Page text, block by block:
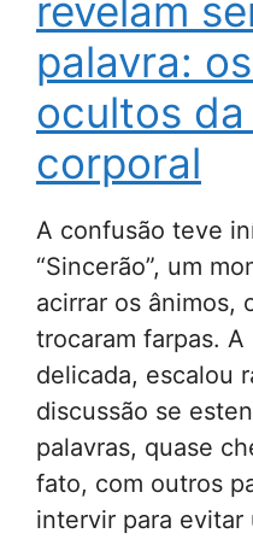
revelam
palavra:
ocultos
corporal
A confusão teve
“Sincerão”, um
acirrar os ânimos,
trocaram farpas.
delicada, escalou
discussão se
palavras, quase
fato, com outros
intervir para